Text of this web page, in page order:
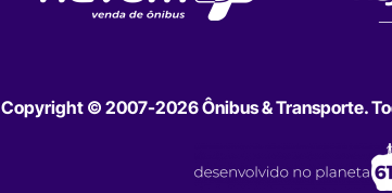
Copyright © 2007-2026 Ônibus & Transporte.